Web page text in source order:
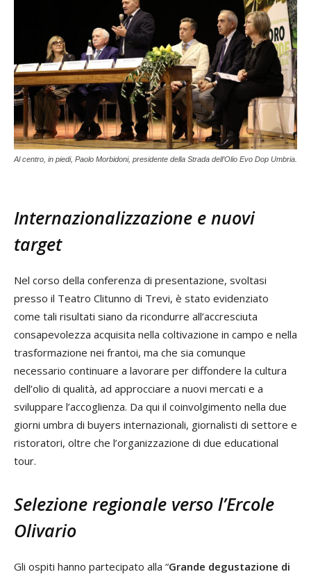
Al centro, in piedi, Paolo Morbidoni, presidente della Strada dell’Olio Evo Dop Umbria.
Internazionalizzazione e nuovi
target
Nel corso della conferenza di presentazione, svoltasi
presso il Teatro Clitunno di Trevi, è stato evidenziato
come tali risultati siano da ricondurre all’accresciuta
consapevolezza acquisita nella coltivazione in campo e nella
trasformazione nei frantoi, ma che sia comunque
necessario continuare a lavorare per diffondere la cultura
dell’olio di qualità, ad approcciare a nuovi mercati e a
sviluppare l’accoglienza. Da qui il coinvolgimento nella due
giorni umbra di buyers internazionali, giornalisti di settore e
ristoratori, oltre che l’organizzazione di due educational
tour.
Selezione regionale verso l’Ercole
Olivario
Gli ospiti hanno partecipato alla “Grande degustazione di